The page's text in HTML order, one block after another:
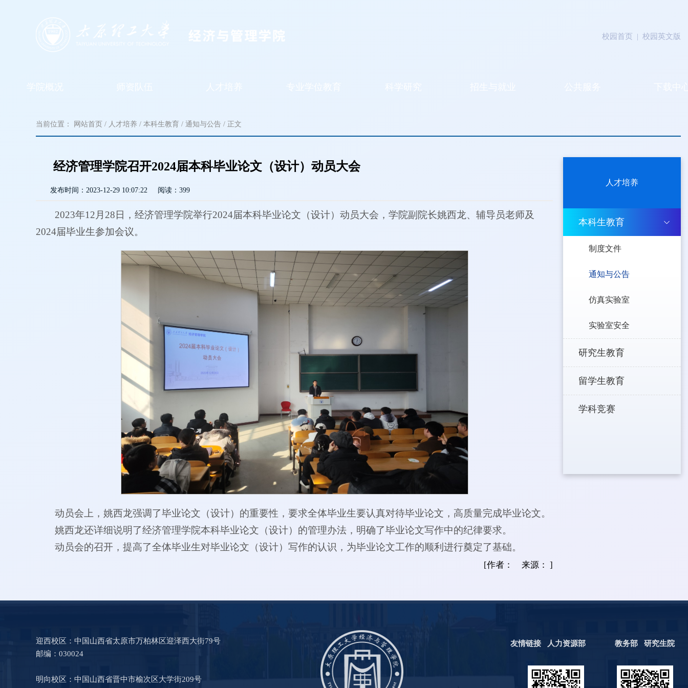
校园首页 | 校园英文版
学院概况 师资队伍
当前位置： 网站首页 / 人才培养 / 本科生教育 / 通知与公告 / 正文
经济管理学院召开2024届本科毕业论文（设计）动员大会
发布时间： 2023-12-29 10:07:22 阅读： 399
2023年12月28日，经济管理学院举行2024届本科毕业论文（设计）动员大会，学院副院长姚西龙、辅导员老师及
2024届毕业生参加会议。
动员会上，姚西龙强调了毕业论文（设计）的重要性，要求全体毕业生要认真对待毕业论文，高质量完成毕业论文。
姚西龙还详细说明了经济管理学院本科毕业论文（设计）的管理办法，明确了毕业论文写作中的纪律要求。
动员会的召开，提高了全体毕业生对毕业论文（设计）写作的认识，为毕业论文工作的顺利进行奠定了基础。
[作者： 来源： ]
人才培养
本科生教育
制度文件
通知与公告
仿真实验室
实验室安全
研究生教育
留学生教育
学科竞赛
迎西校区：中国山西省太原市万柏林区迎泽西大街79号
邮编：030024
明向校区：中国山西省晋中市榆次区大学街209号
友情链接 人力资源部 教务部 研究生院